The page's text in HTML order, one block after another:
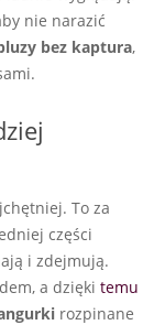
nie narazić
bez kaptura,
To za
części
i zdejmują.
a dzięki temu
rozpinane